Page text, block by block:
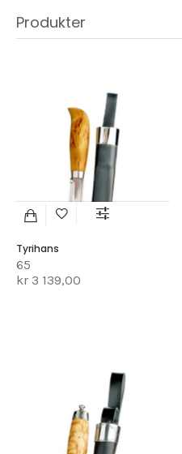
Produkter
Tyrihans
65
kr 3 139,00